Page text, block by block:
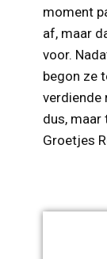
moment
af, maar
voor.
begon ze
verdiende
dus,
Groetjes